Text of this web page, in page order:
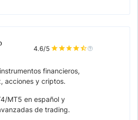
4.6/5
financieros,
acciones y criptos.
MT5 en español y
de trading.